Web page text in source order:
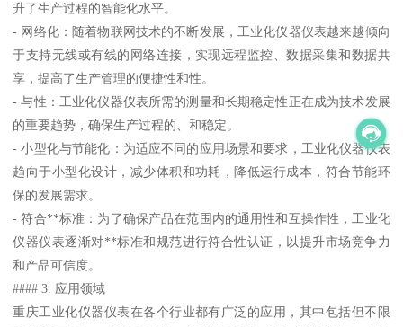
升了生产过程的智能化水平。
- 网络化：随着物联网技术的不断发展，工业化仪器仪表越来越倾向
于支持无线或有线的网络连接，实现远程监控、数据采集和数据共
享，提高了生产管理的便捷性和性。
- 与性：工业化仪器仪表所需的测量和长期稳定性正在成为技术发展
的重要趋势，确保生产过程的、和稳定。
- 小型化与节能化：为适应不同的应用场景和要求，工业化仪器仪表
趋向于小型化设计，减少体积和功耗，降低运行成本，符合节能环
保的发展需求。
- 符合**标准：为了确保产品在范围内的通用性和互操作性，工业化
仪器仪表逐渐对**标准和规范进行符合性认证，以提升市场竞争力
和产品可信度。
#### 3. 应用领域
重庆工业化仪器仪表在各个行业都有广泛的应用，其中包括但不限